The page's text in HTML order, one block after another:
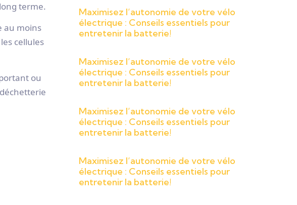
terme.
au moins
cellules
ou
Maximisez l’autonomie de votre vélo
électrique : Conseils essentiels pour
entretenir la batterie!
Maximisez l’autonomie de votre vélo
électrique : Conseils essentiels pour
entretenir la batterie!
Maximisez l’autonomie de votre vélo
électrique : Conseils essentiels pour
entretenir la batterie!
Maximisez l’autonomie de votre vélo
électrique : Conseils essentiels pour
entretenir la batterie!